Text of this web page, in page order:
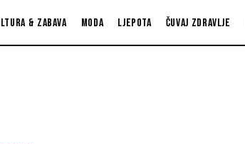
& zabava Moda Ljepota Čuvaj zdravlje